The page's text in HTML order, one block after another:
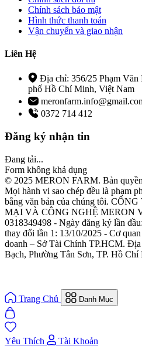
Chính sách bảo mật
Hình thức thanh toán
Vận chuyển và giao nhận
Liên Hệ
Địa chỉ: 356/25 Phạm Văn
phố Hồ Chí Minh, Việt Nam
0372 714 412
Đăng ký nhận tin
Đang tải...
Form không khả dụng
© 2025 MERON FARM. Bản
Mọi hành vi sao chép đều là phạm
bằng văn bản của chúng tôi.
MẠI VÀ CÔNG NGHỆ MERON
0318349498 - Ngày đăng ký lần
thay đổi lần 1: 13/10/2025 - Cơ
doanh – Sở Tài Chính TP.HCM.
Bạch, Phường Tân Sơn, TP. Hồ
Trang Chủ Danh Mục
Yêu Thích Tài Khoản